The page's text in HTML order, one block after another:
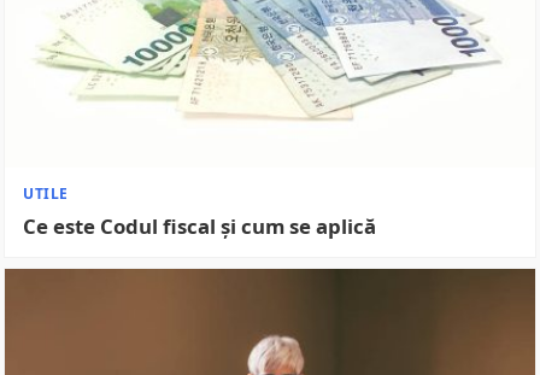
UTILE
Ce este Codul fiscal și cum se aplică